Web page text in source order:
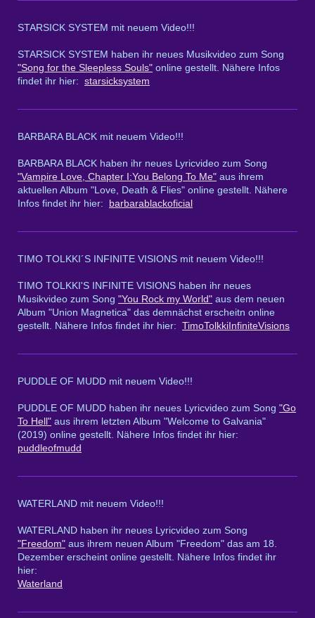
STARSICK SYSTEM mit neuem Video!!!
STARSICK SYSTEM haben ihr neues Musikvideo zum Song
"Song for the Sleepless Souls" online gestellt. Nähere Infos
findet ihr hier: starsicksystem
BARBARA BLACK mit neuem Video!!!
BARBARA BLACK haben ihr neues Lyricvideo zum Song
"Vampire Love, Chapter I:You Belong To Me" aus ihrem
aktuellen Album "Love, Death & Flies" online gestellt. Nähere
Infos findet ihr hier:
barbarablackoficial
TIMO TOLKKI´S INFINITE VISIONS mit neuem Video!!!
TIMO TOLKKI'S INFINITE VISIONS haben ihr neues
Musikvideo zum Song "You Rock my World" aus dem neuen
Album "Union Magnetica" das demnächst erscheitn online
gestellt. Nähere Infos findet ihr hier: TimoTolkkiInfiniteVisions
PUDDLE OF MUDD mit neuem Video!!!
PUDDLE OF MUDD haben ihr neues Lyricvideo zum Song "Go
To Hell" aus ihrem letzten Album "Welcome to Galvania"
(2019) online gestellt. Nähere Infos findet ihr hier:
puddleofmudd
WATERLAND mit neuem Video!!!
WATERLAND haben ihr neues Lyricvideo zum Song
"Freedom" aus ihrem neuen Album "Freedom" das am 18.
Dezember erscheint online gestellt. Nähere Infos findet ihr
hier:
Waterland